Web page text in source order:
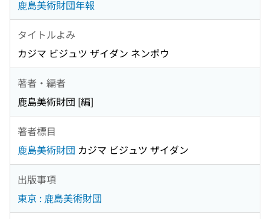
鹿島美術財団年報
タイトルよみ
カジマ ビジュツ ザイダン ネンポウ
著者・編者
鹿島美術財団 [編]
著者標目
鹿島美術財団 カジマ ビジュツ ザイダン
出版事項
東京 : 鹿島美術財団